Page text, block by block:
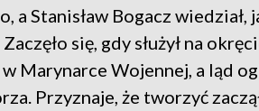
a Stanisław Bogacz wiedział,
się, gdy służył na
Marynarce Wojennej, a ląd
Przyznaje, że tworzyć